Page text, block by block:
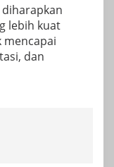
lebih kuat
dan